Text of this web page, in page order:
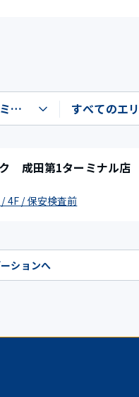
成田第1ターミナル店
4F / 保安検査前
ションへ